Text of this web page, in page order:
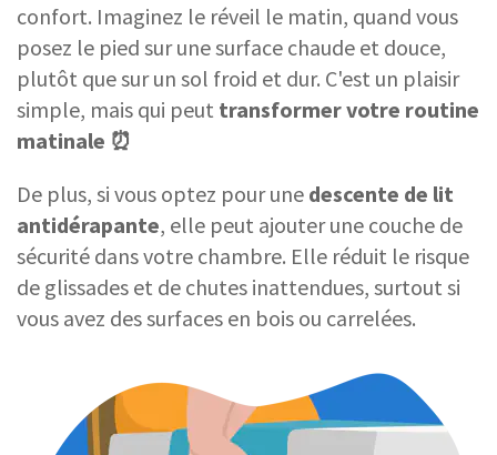
confort. Imaginez le réveil le matin, quand vous
posez le pied sur une surface chaude et douce,
plutôt que sur un sol froid et dur. C'est un plaisir
simple, mais qui peut transformer votre routine
matinale ⏰
De plus, si vous optez pour une descente de lit
antidérapante, elle peut ajouter une couche de
sécurité dans votre chambre. Elle réduit le risque
de glissades et de chutes inattendues, surtout si
vous avez des surfaces en bois ou carrelées.